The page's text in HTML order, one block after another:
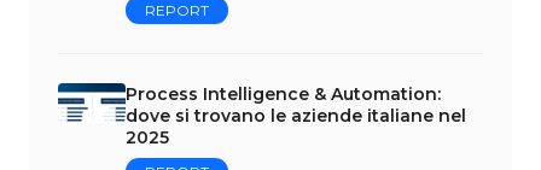
REPORT
Process Intelligence & Automation:
dove si trovano le aziende italiane nel
2025